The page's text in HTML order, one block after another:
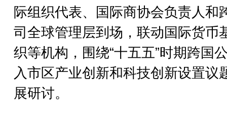
际组织代表、国际商协会负责人和
司全球管理层到场，联动国际货币
织等机构，围绕“十五五”时期跨国
入市区产业创新和科技创新设置议
展研讨。